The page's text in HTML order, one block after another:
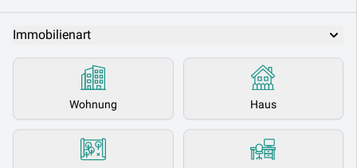
Immobilienart
Wohnung Haus